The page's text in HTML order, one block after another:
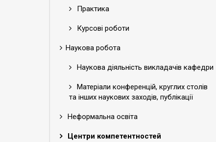
Практика
Курсові роботи
Наукова робота
Наукова діяльність викладачів кафедри
Матеріали конференцій, круглих столів
та інших наукових заходів, публікації
Неформальна освіта
Центри компетентностей